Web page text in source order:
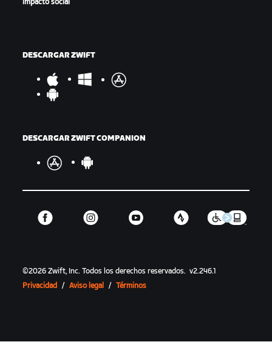
impacto social
DESCARGAR ZWIFT
DESCARGAR ZWIFT COMPANION
©2026 Zwift, Inc.Todos los derechos reservados. v2.246.1
Privacidad / Aviso legal / Términos